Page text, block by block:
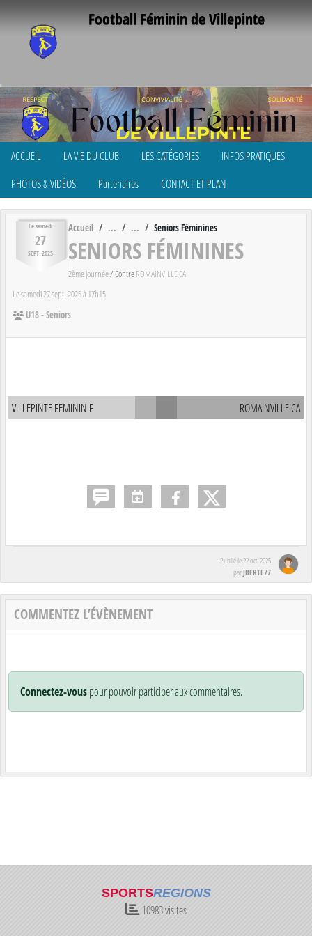
Football Féminin de Villepinte
ACCUEIL LA VIE DU CLUB LES CATÉGORIES
INFOS PRATIQUES
PHOTOS & VIDÉOS
Partenaires CONTACT ET PLAN
Lesamedi
27
SEPT.2025
Accueil Seniors Féminines
SENIORS FÉMININES
2ème journée/ ContreROMAINVILLE CA
Lesamedi27sept. 2025à 17h15
U18 - Seniors
VILLEPINTE FEMININ F ROMAINVILLE CA
Publié le22 oct. 2025
parJBERTE77
COMMENTEZ L’ÉVÈNEMENT
Connectez-vouspour pouvoir participer aux commentaires.
SPORTSREGIONS
10983visites